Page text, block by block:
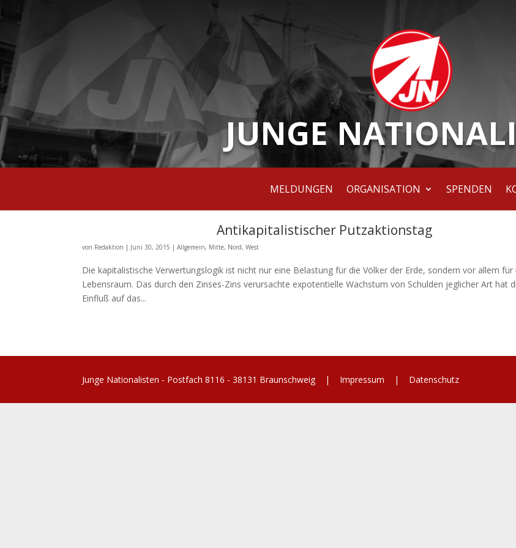
JUNGE
MELDUNGEN ORGANISATION SPENDEN
Antikapitalistischer Putzaktionstag
von Redaktion | Juni 30, 2015 |Allgemein, Mitte, Nord,West
Die kapitalistische Verwertungslogik ist nicht nur eine Belastung für die Völker der Erde, sondern vor allem für
Lebensraum. Das durch den Zinses-Zins verursachte expotentielle Wachstum von Schulden jeglicher Art hat
Einfluß auf das...
Junge Nationalisten - Postfach 8116 - 38131 Braunschweig | Impressum | Datenschutz